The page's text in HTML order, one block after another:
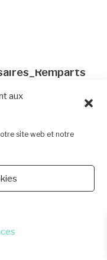
aux
site web et notre